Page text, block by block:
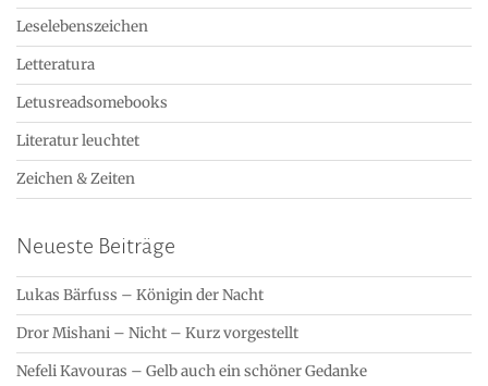
Leselebenszeichen
Letteratura
Letusreadsomebooks
Literatur leuchtet
Zeichen & Zeiten
Neueste Beiträge
Lukas Bärfuss – Königin der Nacht
Dror Mishani – Nicht – Kurz vorgestellt
Nefeli Kavouras – Gelb auch ein schöner Gedanke